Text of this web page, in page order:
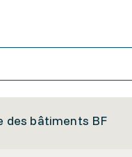
des bâtiments BF